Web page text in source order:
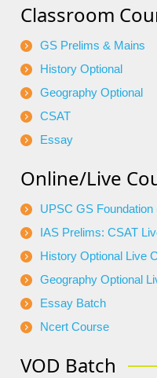
Classroom
GS Prelims & Mains
History Optional
Geography Optional
CSAT
Essay
Online/Live
UPSC GS
IAS Prelims: CSAT
History Optional Live
Geography Optional
Essay Batch
Ncert Course
VOD Batch